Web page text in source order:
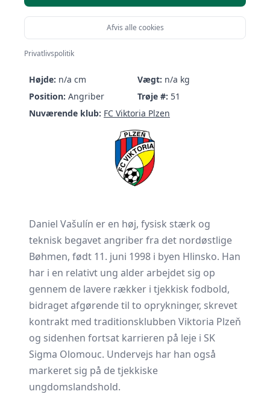
Daniel Vašulín
Højde: n/a cm Vægt: n/a kg
Position: Angriber Trøje #: 51
Nuværende klub: FC Viktoria Plzen
Daniel Vašulín er en høj, fysisk stærk og
teknisk begavet angriber fra det nordøstlige
Bøhmen, født 11. juni 1998 i byen Hlinsko. Han
har i en relativt ung alder arbejdet sig op
gennem de lavere rækker i tjekkisk fodbold,
bidraget afgørende til to oprykninger, skrevet
kontrakt med traditionsklubben Viktoria Plzeň
og sidenhen fortsat karrieren på leje i SK
Sigma Olomouc. Undervejs har han også
markeret sig på de tjekkiske
ungdomslandshold.
Afvis alle cookies
Privatlivspolitik